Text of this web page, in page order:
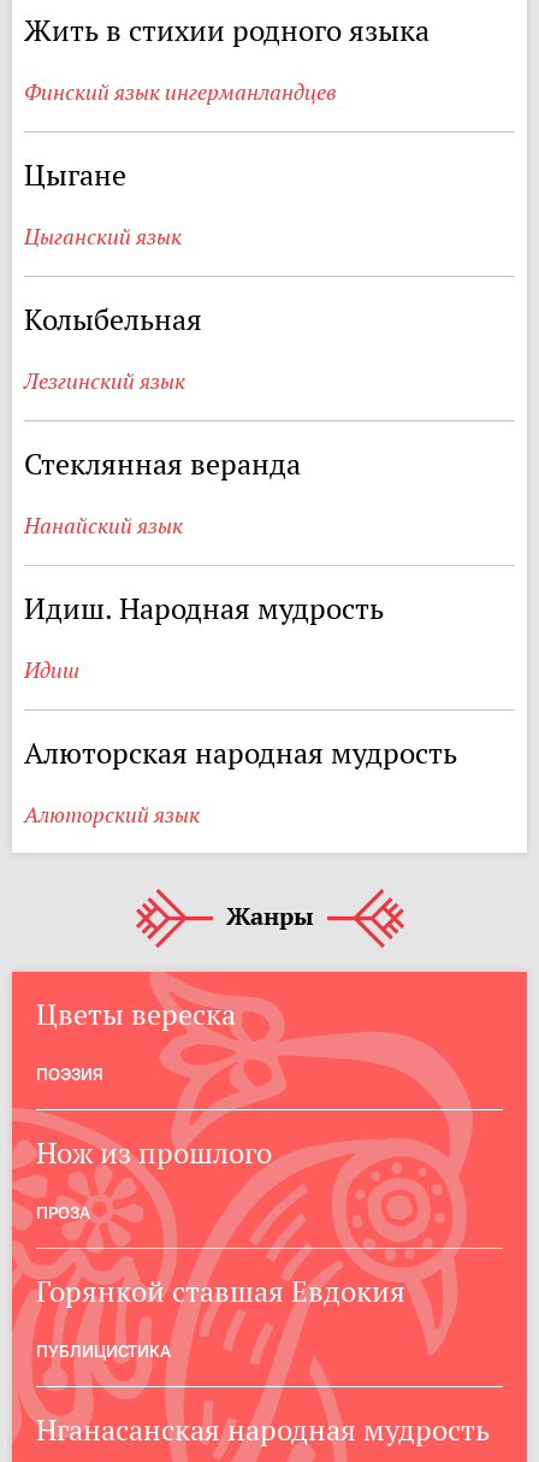
Жить в стихии родного языка
Финский язык ингерманландцев
Цыгане
Цыганский язык
Колыбельная
Лезгинский язык
Стеклянная веранда
Нанайский язык
Идиш. Народная мудрость
Идиш
Алюторская народная мудрость
Алюторский язык
Жанры
Цветы вереска
ПОЭЗИЯ
Нож из прошлого
ПРОЗА
Горянкой ставшая Евдокия
ПУБЛИЦИСТИКА
Нганасанская народная мудрость